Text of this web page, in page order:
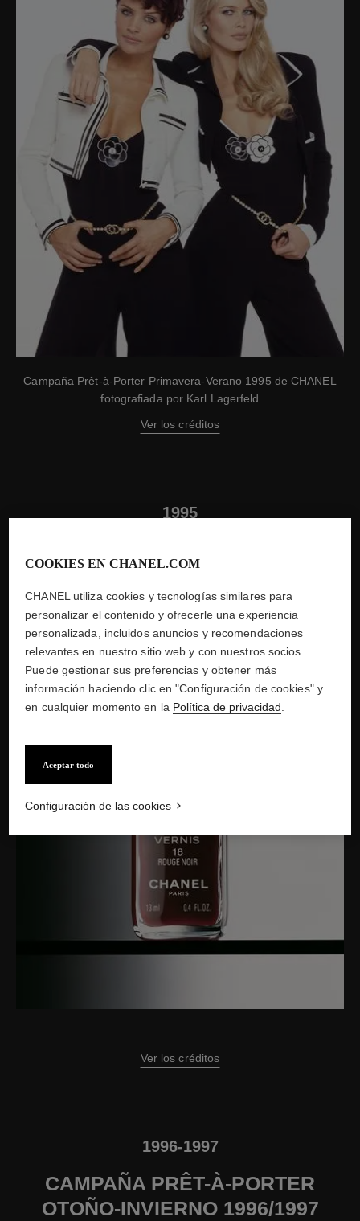
Campaña Prêt-à-Porter Primavera-Verano 1995 de CHANEL
fotografiada por Karl Lagerfeld
Ver los créditos
1995
UÑAS ROUGE NOIR
El nuevo tono Rouge Noir N°18 de Le Vernis, creado en
referencia a uno de los colores preferidos de Gabrielle Chanel,
experimenta un éxito fulgurante.
Ver los créditos
1996-1997
CAMPAÑA PRÊT-À-PORTER
OTOÑO-INVIERNO 1996/1997
COOKIES EN CHANEL.COM
CHANEL utiliza cookies y tecnologías similares para
personalizar el contenido y ofrecerle una experiencia
personalizada, incluidos anuncios y recomendaciones
relevantes en nuestro sitio web y con nuestros socios.
Puede gestionar sus preferencias y obtener más
información haciendo clic en "Configuración de cookies" y
en cualquier momento en la Política de privacidad
Aceptar todo
Configuración de las cookies